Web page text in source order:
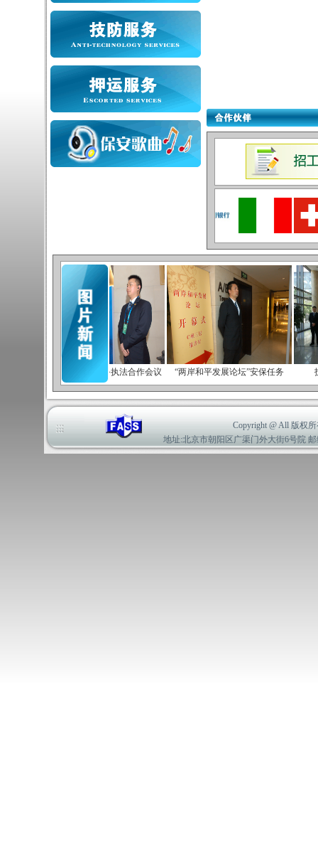
上合组织首都警务执法合作会议 “两岸和平发展论坛”安保任务
Copyright @ All 版权
地址:北京市朝阳区广渠门外大街6号院 邮